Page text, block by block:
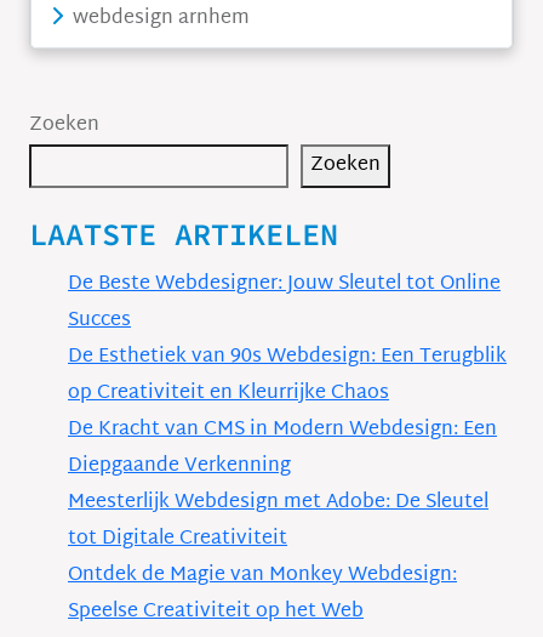
webdesign arnhem
Zoeken
Zoeken
LAATSTE ARTIKELEN
De Beste Webdesigner: Jouw Sleutel tot Online
Succes
De Esthetiek van 90s Webdesign: Een Terugblik
op Creativiteit en Kleurrijke Chaos
De Kracht van CMS in Modern Webdesign: Een
Diepgaande Verkenning
Meesterlijk Webdesign met Adobe: De Sleutel
tot Digitale Creativiteit
Ontdek de Magie van Monkey Webdesign:
Speelse Creativiteit op het Web